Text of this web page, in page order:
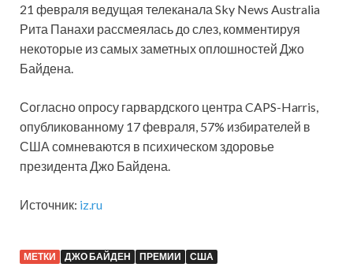
21 февраля ведущая телеканала Sky News Australia
Рита Панахи рассмеялась до слез, комментируя
некоторые из самых заметных оплошностей Джо
Байдена.
Согласно опросу гарвардского центра CAPS-Harris,
опубликованному 17 февраля, 57% избирателей в
США сомневаются в психическом здоровье
президента Джо Байдена.
Источник: iz.ru
МЕТКИ ДЖО БАЙДЕН ПРЕМИИ США